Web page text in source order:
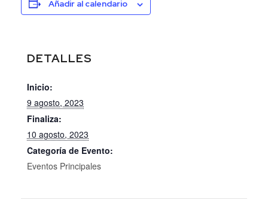
Añadir al calendario
DETALLES
Inicio:
9 agosto, 2023
Finaliza:
10 agosto, 2023
Categoría de Evento:
Eventos Principales